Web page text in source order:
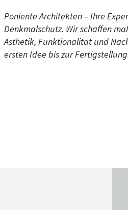
Poniente Architekten – Ihre
Denkmalschutz. Wir schaffen
Ästhetik, Funktionalität und
ersten Idee bis zur